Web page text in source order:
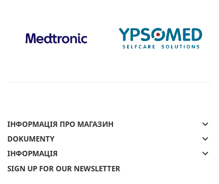
ІНФОРМАЦІЯ ПРО МАГАЗИН keyboard_arrow_down
DOKUMENTY keyboard_arrow_down
ІНФОРМАЦІЯ keyboard_arrow_down
SIGN UP FOR OUR NEWSLETTER